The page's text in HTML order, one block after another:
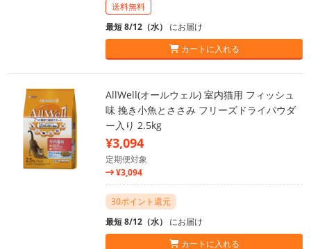
送料無料
最短 8/12（水） にお届け
カートに入れる
AllWell(オールウェル) 室内猫用 フィッシュ
味 挽き小魚とささみ フリーズドライパウダ
ー入り 2.5kg
¥3,094
定期便対象
¥3,094
30ポイント還元
最短 8/12（水） にお届け
カートに入れる